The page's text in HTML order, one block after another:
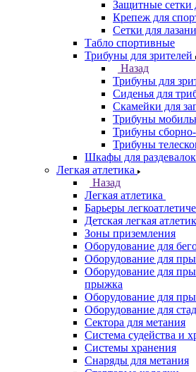
Защитные сетки
Крепеж для
Сетки для
Табло спортивные
Трибуны для зрителей
Назад
Трибуны для
Сиденья для
Скамейки для
Трибуны
Трибуны
Трибуны
Шкафы для раздевалок
Легкая атлетика
Назад
Легкая атлетика
Барьеры
Детская легкая
Зоны приземления
Оборудование для
Оборудование для
Оборудование для
прыжка
Оборудование для
Оборудование для
Сектора для метания
Система судейства и
Системы хранения
Снаряды для метания